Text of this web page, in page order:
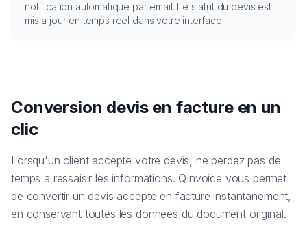
notification automatique par email. Le statut du devis est
mis a jour en temps reel dans votre interface.
Conversion devis en facture en un
clic
Lorsqu'un client accepte votre devis, ne perdez pas de
temps a ressaisir les informations. QInvoice vous permet
de convertir un devis accepte en facture instantanement,
en conservant toutes les donnees du document original.